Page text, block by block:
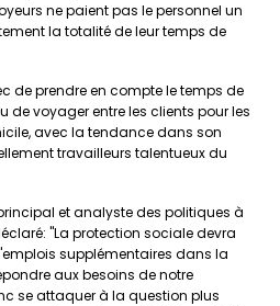
ne paient pas le personnel un
la totalité de leur temps de
de prendre en compte le temps de
voyager entre les clients pour les
avec la tendance dans son
travailleurs talentueux du
et analyste des politiques à
"La protection sociale devra
supplémentaires dans la
aux besoins de notre
se attaquer à la question plus